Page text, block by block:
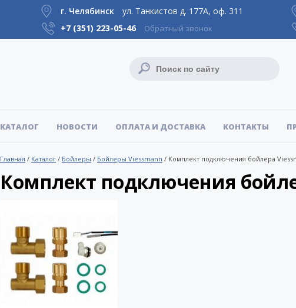
г. Челябинск
ул. Танкистов д. 177А, оф. 311
+7 (351) 223-05-46 Обратный звонок
КАТАЛОГ НОВОСТИ ОПЛАТА И ДОСТАВКА КОНТАКТЫ
Главная / Каталог / Бойлеры / Бойлеры Viessmann / Комплект подключения бойлера
Комплект подключения